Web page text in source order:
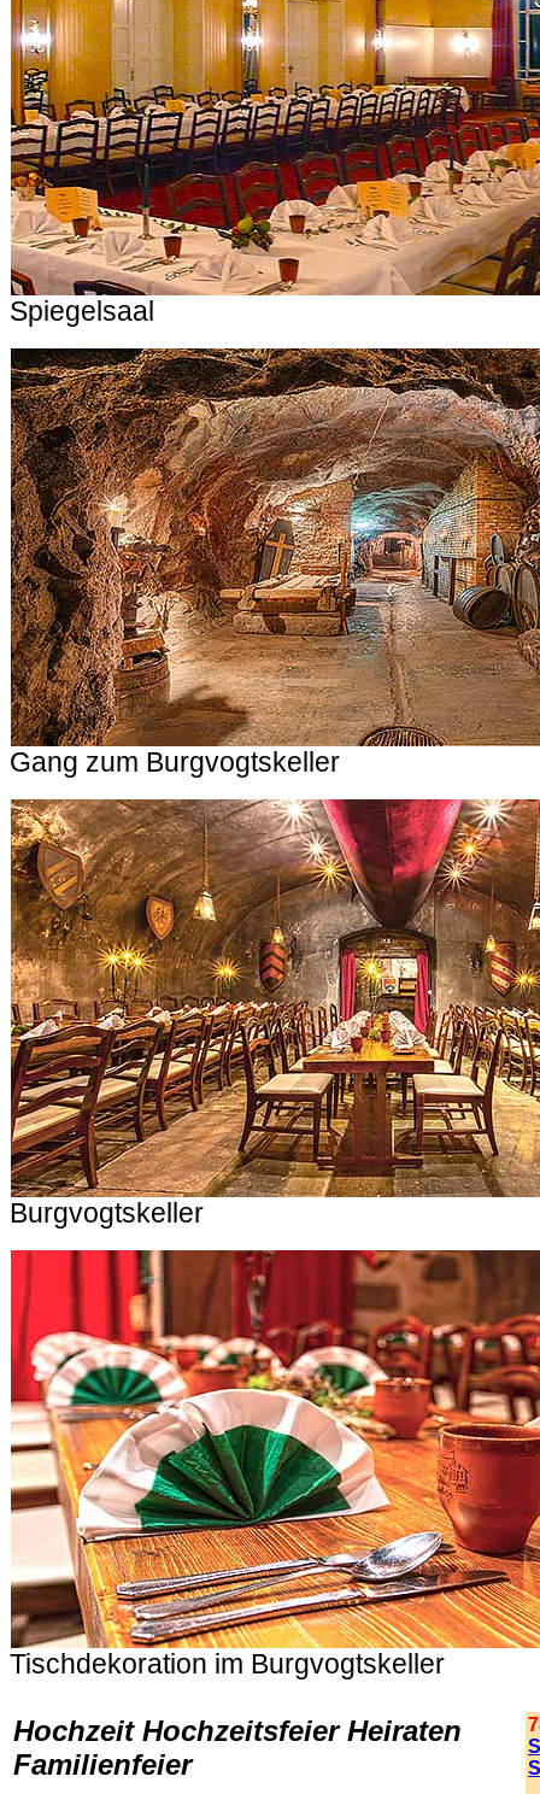
Spiegelsaal
Gang zum Burgvogtskeller
Burgvogtskeller
Tischdekoration im Burgvogtskeller
Hochzeit Hochzeitsfeier Heiraten
Familienfeier